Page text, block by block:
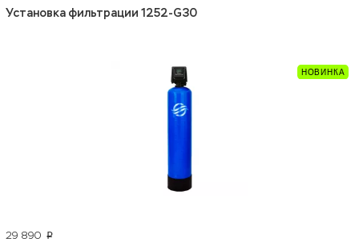
Установка фильтрации 1252-G30
29 890 p